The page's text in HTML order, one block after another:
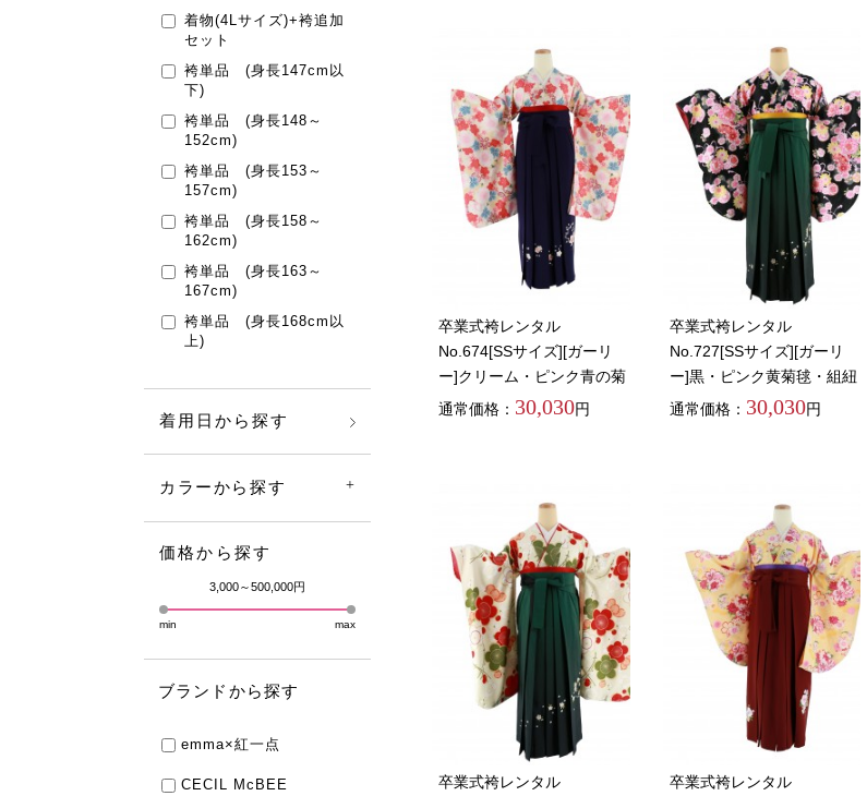
着物(4Lサイズ)+袴追加
セット
袴単品 (身長147cm以
下)
袴単品 (身長148～
152cm)
袴単品 (身長153～
157cm)
袴単品 (身長158～
162cm)
袴単品 (身長163～
167cm)
袴単品 (身長168cm以
上)
着用日から探す
カラーから探す
価格から探す
3,000～500,000円
min max
ブランドから探す
emma×紅一点
CECIL McBEE
卒業式袴レンタル
No.674[SSサイズ][ガーリ
ー]クリーム・ピンク青の菊
通常価格： 30,030円
卒業式袴レンタル
No.727[SSサイズ][ガーリ
ー]黒・ピンク黄菊毬・組紐
通常価格： 30,030円
卒業式袴レンタル
卒業式袴レンタル